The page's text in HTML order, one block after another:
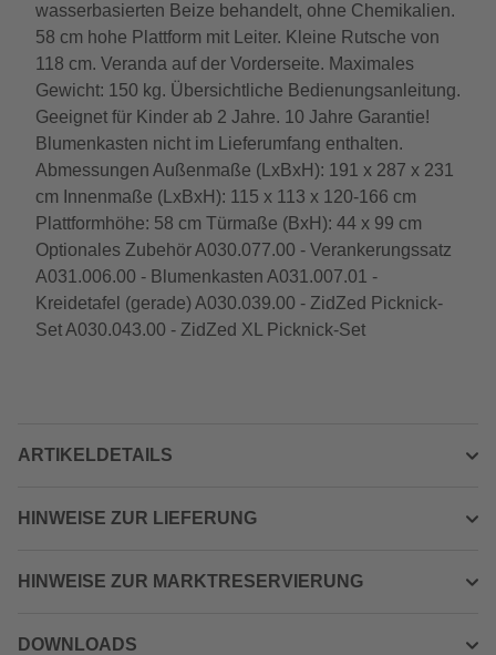
wasserbasierten Beize behandelt, ohne Chemikalien.
58 cm hohe Plattform mit Leiter. Kleine Rutsche von
118 cm. Veranda auf der Vorderseite. Maximales
Gewicht: 150 kg. Übersichtliche Bedienungsanleitung.
Geeignet für Kinder ab 2 Jahre. 10 Jahre Garantie!
Blumenkasten nicht im Lieferumfang enthalten.
Abmessungen Außenmaße (LxBxH): 191 x 287 x 231
cm Innenmaße (LxBxH): 115 x 113 x 120-166 cm
Plattformhöhe: 58 cm Türmaße (BxH): 44 x 99 cm
Optionales Zubehör A030.077.00 - Verankerungssatz
A031.006.00 - Blumenkasten A031.007.01 -
Kreidetafel (gerade) A030.039.00 - ZidZed Picknick-
Set A030.043.00 - ZidZed XL Picknick-Set
ARTIKELDETAILS
HINWEISE ZUR LIEFERUNG
HINWEISE ZUR MARKTRESERVIERUNG
DOWNLOADS